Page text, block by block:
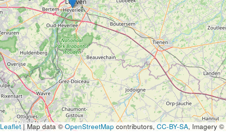
Leaflet |Map data ©OpenStreetMap contributors, CC-BY-SA, Imagery ©